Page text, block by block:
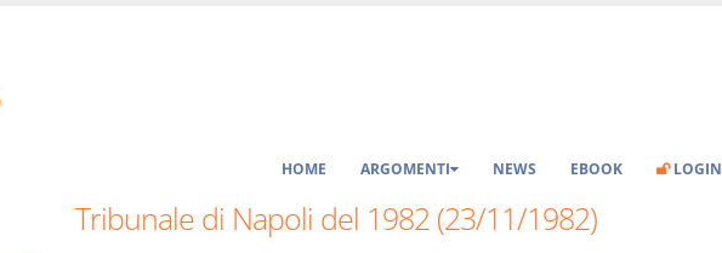
HOME ARGOMENTI NEWS EBOOK LOGIN
Tribunale di Napoli del 1982 (23/11/1982)